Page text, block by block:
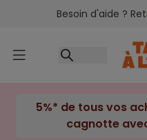
Accéder au contenu
Besoin d'aide ?
5%* de tous vos